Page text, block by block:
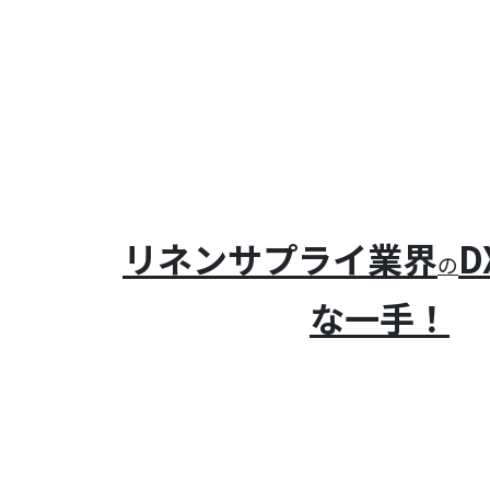
リネンサプライ業界の
な一手！